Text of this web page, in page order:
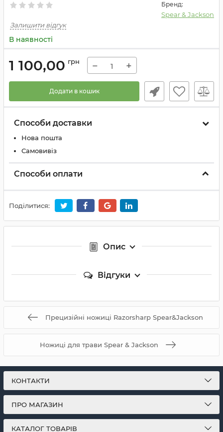
Бренд:
Spear & Jackson
Залишити відгук
В наявності
1 100,00 грн − +
Додати в кошик
Способи доставки
Нова пошта
Самовивіз
Способи оплати
Поділитися:
Опис
Відгуки
Прецизійні ножиці Razorsharp Spear&Jackson
Ножиці для трави Spear & Jackson
КОНТАКТИ
ПРО МАГАЗИН
КАТАЛОГ ТОВАРІВ